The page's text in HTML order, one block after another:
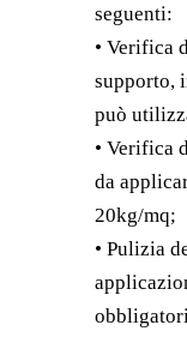
seguenti:
• Verifica
supporto,
può
• Verifica
da
20kg/mq;
• Pulizia